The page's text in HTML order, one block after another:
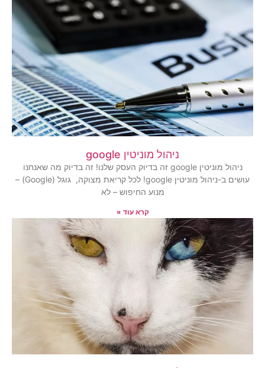
ניהול מוניטין google
ניהול מוניטין google זה בדיוק העסק שלנו! זה בדיוק מה שאנחנו
עושים ב-ניהול מוניטין google! לכל קריאת מצוקה, גוגל (Google) –
מנוע החיפוש – לא
קרא עוד »